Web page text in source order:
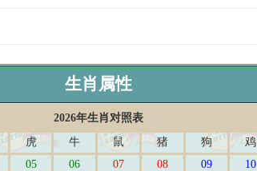
生肖属性
2026年生肖对照表
虎 牛 鼠 猪 狗 鸡
05 06 07 08 09 10